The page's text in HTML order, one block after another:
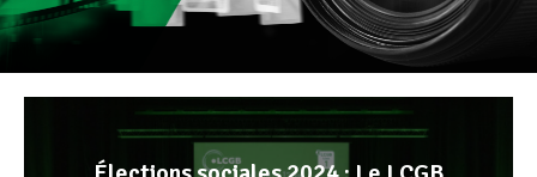
Assistance au Travail